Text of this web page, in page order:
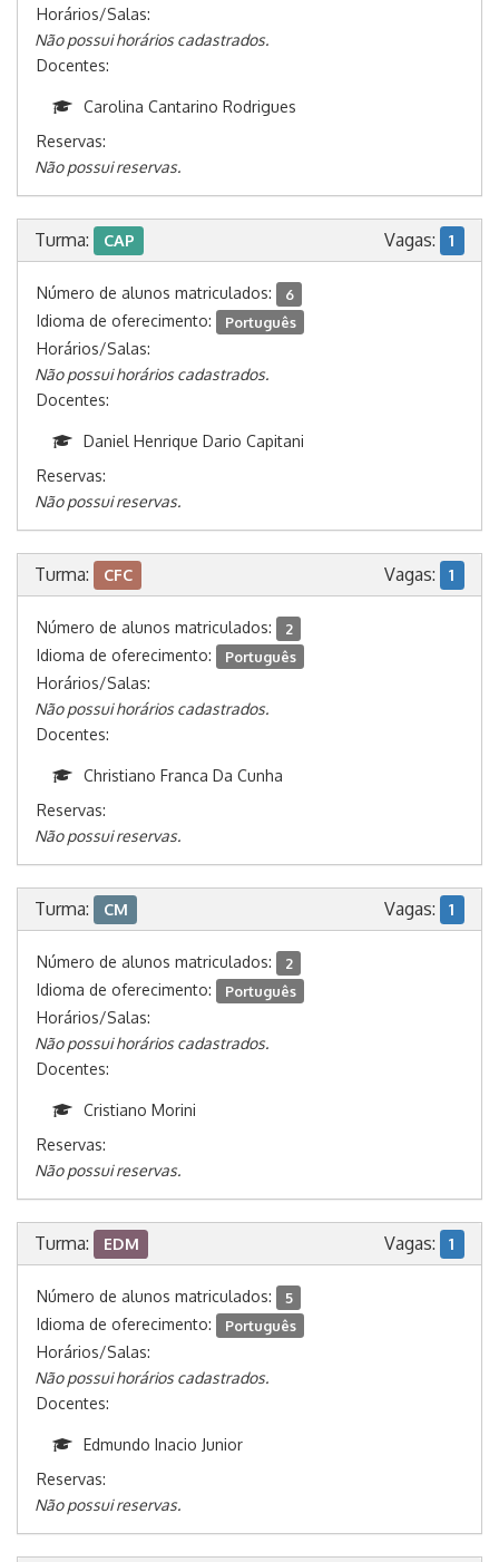
Horários/Salas:
Não possui horários cadastrados.
Docentes:
Carolina Cantarino Rodrigues
Reservas:
Não possui reservas.
Turma: CAP Vagas: 1
Número de alunos matriculados: 6
Idioma de oferecimento: Português
Horários/Salas:
Não possui horários cadastrados.
Docentes:
Daniel Henrique Dario Capitani
Reservas:
Não possui reservas.
Turma: CFC Vagas: 1
Número de alunos matriculados: 2
Idioma de oferecimento: Português
Horários/Salas:
Não possui horários cadastrados.
Docentes:
Christiano Franca Da Cunha
Reservas:
Não possui reservas.
Turma: CM Vagas: 1
Número de alunos matriculados: 2
Idioma de oferecimento: Português
Horários/Salas:
Não possui horários cadastrados.
Docentes:
Cristiano Morini
Reservas:
Não possui reservas.
Turma: EDM Vagas: 1
Número de alunos matriculados: 5
Idioma de oferecimento: Português
Horários/Salas:
Não possui horários cadastrados.
Docentes:
Edmundo Inacio Junior
Reservas:
Não possui reservas.